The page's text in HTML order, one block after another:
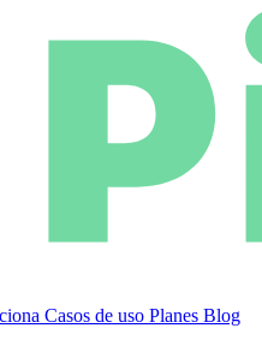
Casos de uso Planes Blog